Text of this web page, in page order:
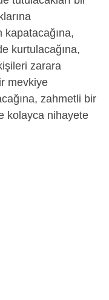
kapatacağına,
kurtulacağına,
zarara
mevkiye
zahmetli bir
kolayca nihayete